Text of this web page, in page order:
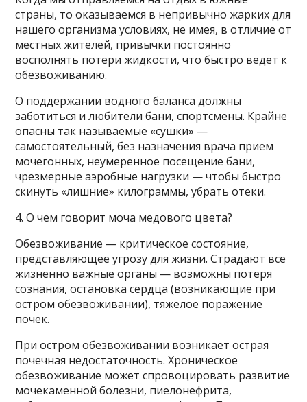
страны, то оказываемся в непривычно жарких для
нашего организма условиях, не имея, в отличие от
местных жителей, привычки постоянно
восполнять потери жидкости, что быстро ведет к
обезвоживанию.
О поддержании водного баланса должны
заботиться и любители бани, спортсмены. Крайне
опасны так называемые «сушки» —
самостоятельный, без назначения врача прием
мочегонных, неумеренное посещение бани,
чрезмерные аэробные нагрузки — чтобы быстро
скинуть «лишние» килограммы, убрать отеки.
4. О чем говорит моча медового цвета?
Обезвоживание — критическое состояние,
представляющее угрозу для жизни. Страдают все
жизненно важные органы — возможны потеря
сознания, остановка сердца (возникающие при
остром обезвоживании), тяжелое поражение
почек.
При остром обезвоживании возникает острая
почечная недостаточность. Хроническое
обезвоживание может спровоцировать развитие
мочекаменной болезни, пиелонефрита,